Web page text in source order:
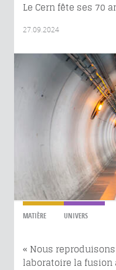
Le Cern fête ses 70
27.09.2024
MATIÈRE UNIVERS
« Nous
laboratoire la